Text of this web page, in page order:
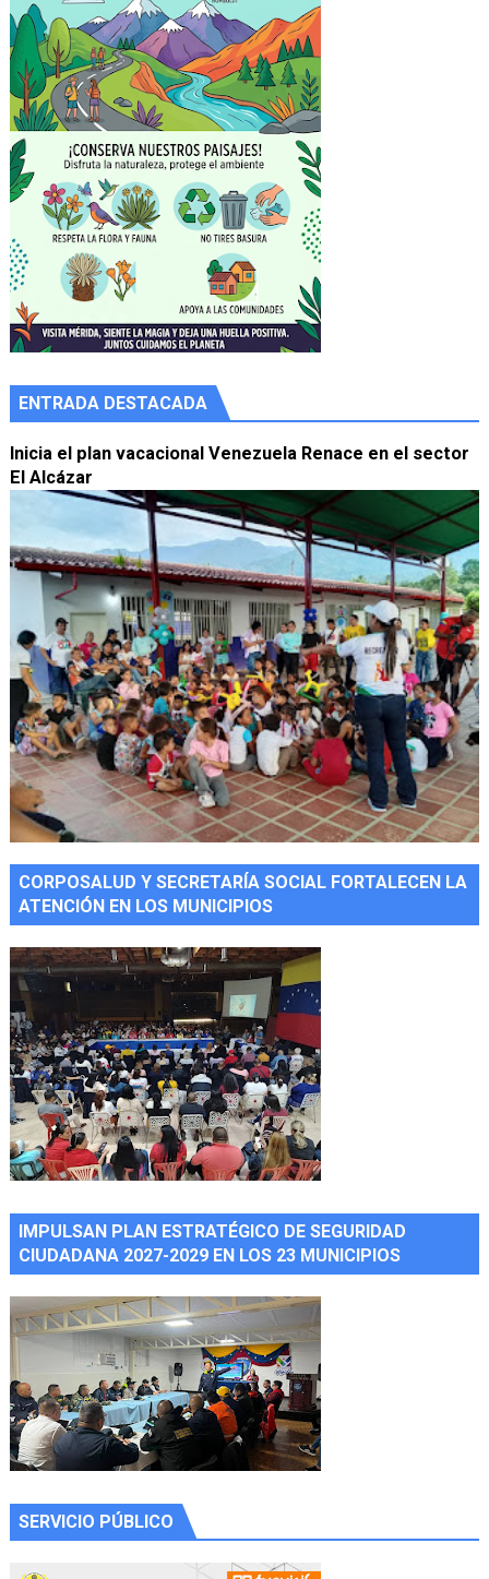
ENTRADA DESTACADA
Inicia el plan vacacional Venezuela Renace en el sector
El Alcázar
CORPOSALUD Y SECRETARÍA SOCIAL FORTALECEN LA
ATENCIÓN EN LOS MUNICIPIOS
IMPULSAN PLAN ESTRATÉGICO DE SEGURIDAD
CIUDADANA 2027-2029 EN LOS 23 MUNICIPIOS
SERVICIO PÚBLICO